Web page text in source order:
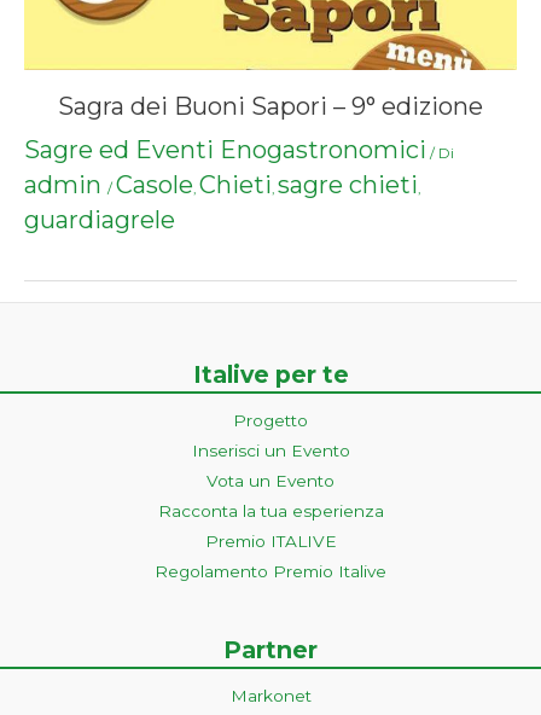
Sagra dei Buoni Sapori – 9° edizione
Sagre ed Eventi Enogastronomici / Di
admin /Casole, Chieti, sagre chieti,
guardiagrele
Italive per te
Progetto
Inserisci un Evento
Vota un Evento
Racconta la tua esperienza
Premio ITALIVE
Regolamento Premio Italive
Partner
Markonet